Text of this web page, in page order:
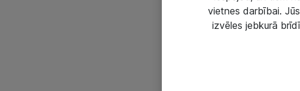
vietnes darbībai.
izvēles jebkurā